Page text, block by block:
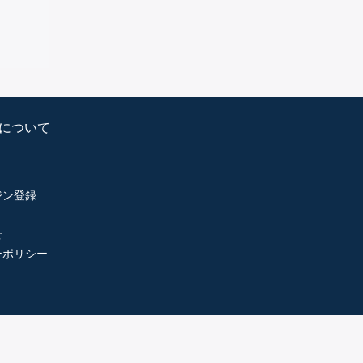
ついて
ン登録
リシー